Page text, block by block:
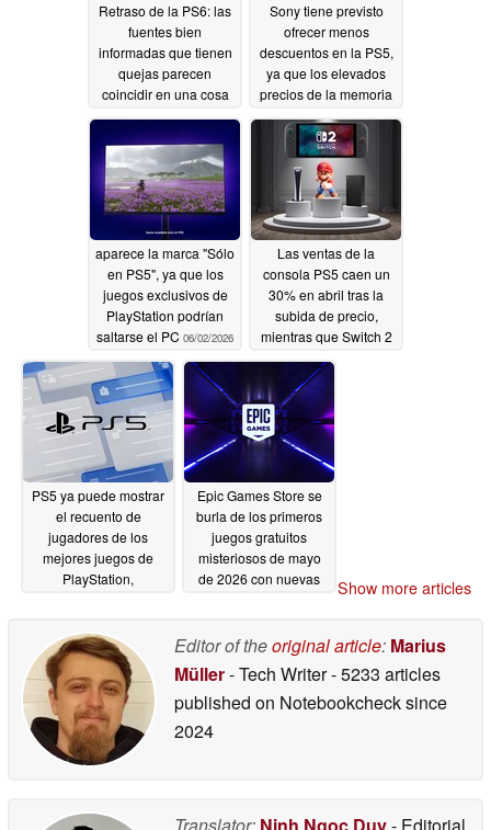
Retraso de la PS6: las
fuentes bien
informadas que tienen
quejas parecen
coincidir en una cosa
06/23/2026
Sony tiene previsto
ofrecer menos
descuentos en la PS5,
ya que los elevados
precios de la memoria
beneficios de la
consola06/20/2026
aparece la marca "Sólo
en PS5", ya que los
juegos exclusivos de
PlayStation podrían
saltarse el PC 06/02/2026
Las ventas de la
consola PS5 caen un
30% en abril tras la
subida de precio,
mientras que Switch 2
05/20/2026
PS5 ya puede mostrar
el recuento de
jugadores de los
mejores juegos de
PlayStation,
Steam05/16/2026
Epic Games Store se
burla de los primeros
juegos gratuitos
misteriosos de mayo
de 2026 con nuevas
Show more articles
Editor of theoriginal article: Marius
Müller- Tech Writer- 5233 articles
published on Notebookchecksince
2024
Translator: Ninh Ngoc Duy- Editorial